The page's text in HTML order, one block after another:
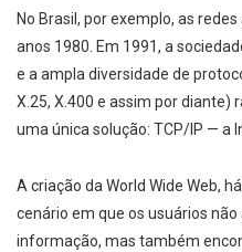
No Brasil, por exemplo, as
anos 1980. Em 1991, a
e a ampla diversidade de
X.25, X.400 e assim por
uma única solução: TCP/IP — a
A criação da World Wide Web,
cenário em que os usuários
informação, mas também